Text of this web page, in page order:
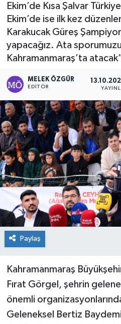
Ekim’de Kısa Şalvar
Ekim’de ise ilk kez
Karakucak Güreş
yapacağız. Ata
Kahramanmaraş’ta
MELEK ÖZGÜR
EDITÖR
Paylaş
Kahramanmaraş
Fırat Görgel, şehrin
önemli
Geleneksel Bertiz